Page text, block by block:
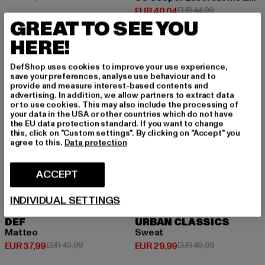
EUR 40,04
Huidige prijs: EUR 40,04
EUR 44,99Actieprijs:
-24%
DEF
Matteo
EUR 37,99
Huidige prijs: EUR 37,99
EUR 49,99Actieprijs: EUR 49,99
URBAN CLASSICS
Sweat
EUR 29,99
Huidige prijs: EUR 29,99
EUR 49,99Actieprijs:
GREAT TO SEE YOU
HERE!
DefShop uses cookies to improve your use experience,
save your preferences, analyse use behaviour and to
provide and measure interest-based contents and
advertising. In addition, we allow partners to extract data
or to use cookies. This may also include the processing of
your data in the USA or other countries which do not have
the EU data protection standard. If you want to change
this, click on "Custom settings". By clicking on "Accept" you
agree to this. Data protection
ACCEPT
INDIVIDUAL SETTINGS